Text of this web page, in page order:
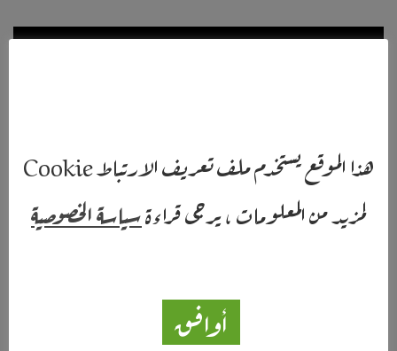
هذا الموقع يستخدم ملف تعريف الارتباط Cookie
لمزيد من المعلومات ، يرجى قراءةسياسة الخصوصية
أوافق